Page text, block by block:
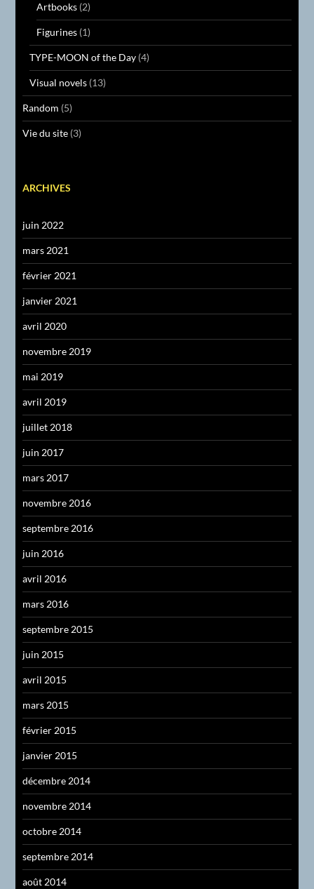
Artbooks (2)
Figurines (1)
TYPE-MOON of the Day (4)
Visual novels (13)
Random (5)
Vie du site (3)
ARCHIVES
juin 2022
mars 2021
février 2021
janvier 2021
avril 2020
novembre 2019
mai 2019
avril 2019
juillet 2018
juin 2017
mars 2017
novembre 2016
septembre 2016
juin 2016
avril 2016
mars 2016
septembre 2015
juin 2015
avril 2015
mars 2015
février 2015
janvier 2015
décembre 2014
novembre 2014
octobre 2014
septembre 2014
août 2014